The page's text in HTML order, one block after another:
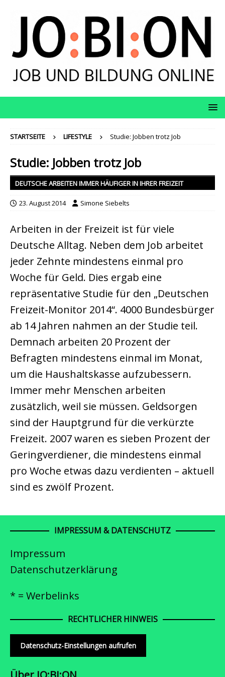
STARTSEITE LIFESTYLE Studie: Jobben trotz Job
Studie: Jobben trotz Job
DEUTSCHE ARBEITEN IMMER HÄUFIGER IN IHRER FREIZEIT
23. August 2014 Simone Siebelts
Arbeiten in der Freizeit ist für viele
Deutsche Alltag. Neben dem Job arbeitet
jeder Zehnte mindestens einmal pro
Woche für Geld. Dies ergab eine
repräsentative Studie für den „Deutschen
Freizeit-Monitor 2014“. 4000 Bundesbürger
ab 14 Jahren nahmen an der Studie teil.
Demnach arbeiten 20 Prozent der
Befragten mindestens einmal im Monat,
um die Haushaltskasse aufzubessern.
Immer mehr Menschen arbeiten
zusätzlich, weil sie müssen. Geldsorgen
sind der Hauptgrund für die verkürzte
Freizeit. 2007 waren es sieben Prozent der
Geringverdiener, die mindestens einmal
pro Woche etwas dazu verdienten – aktuell
sind es zwölf Prozent.
IMPRESSUM & DATENSCHUTZ
Impressum
Datenschutzerklärung
* = Werbelinks
RECHTLICHER HINWEIS
Datenschutz-Einstellungen aufrufen